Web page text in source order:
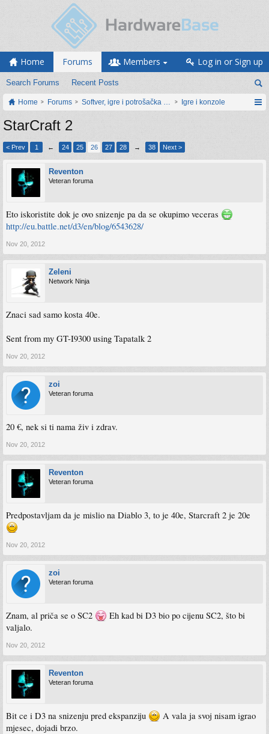
Home Forums
Search Forums Recent Posts
Members Log in or Sign up
Home Forums Softver, igre i potrošačka elektronikaIgre i konzole
StarCraft 2
< Prev 1 ← 24 25 26 27 28 → 38 Next >
Reventon
Veteran foruma
Eto iskoristite dok je ovo snizenje pa da se okupimo veceras
http://eu.battle.net/d3/en/blog/6543628/
Nov 20, 2012
Zeleni
Network Ninja
Znaci sad samo kosta 40e.
Sent from my GT-I9300 using Tapatalk 2
Nov 20, 2012
zoi
Veteran foruma
20 €, nek si ti nama živ i zdrav.
Nov 20, 2012
Reventon
Veteran foruma
Predpostavljam da je mislio na Diablo 3, to je 40e, Starcraft 2 je 20e
Nov 20, 2012
zoi
Veteran foruma
Znam, al priča se o SC2
Eh kad bi D3 bio po cijenu SC2, što bi
valjalo.
Nov 20, 2012
Reventon
Veteran foruma
Bit ce i D3 na snizenju pred ekspanziju
A vala ja svoj nisam igrao
mjesec, dojadi brzo.